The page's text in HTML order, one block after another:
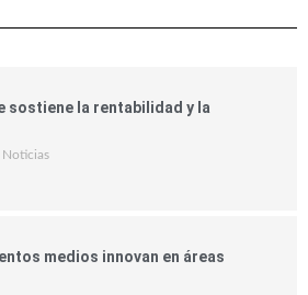
sostiene la rentabilidad y la
Noticias
medios innovan en áreas